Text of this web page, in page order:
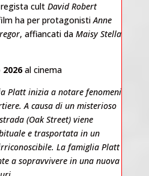
cult David Robert
ha per protagonistiAnne
, affiancati da Maisy Stella
al cinema
Platt inizia a notare fenomeni
A causa di un misterioso
(Oak Street) viene
e trasportata in un
La famiglia Platt
a sopravvivere in una nuova